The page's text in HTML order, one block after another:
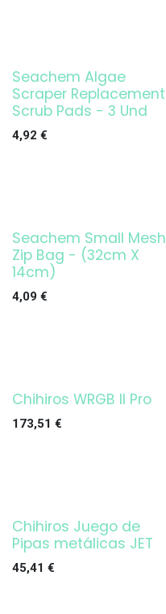
Seachem Algae
Scraper Replacement
Scrub Pads - 3 Und
4,92 €
Seachem Small Mesh
Zip Bag - (32cm X
14cm)
4,09 €
Chihiros WRGB II Pro
173,51 €
Chihiros Juego de
Pipas metálicas JET
45,41 €